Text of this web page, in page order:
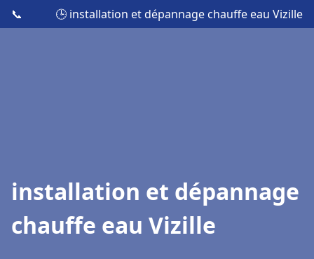
📞 🕒 installation et dépannage chauffe eau Vizille
installation et dépannage
chauffe eau Vizille